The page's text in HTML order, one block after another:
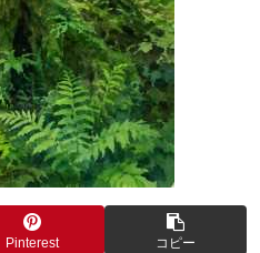
Pinterest コピー